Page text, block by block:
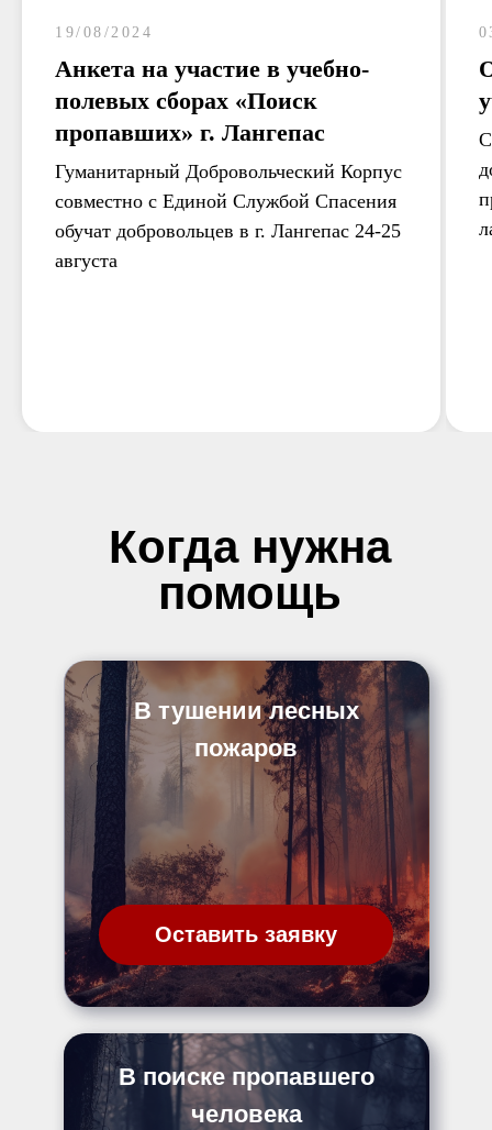
19/08/2024
Анкета на участие в учебно-
полевых сборах «Поиск
пропавших» г. Лангепас
Гуманитарный Добровольческий Корпус
совместно с Единой Службой Спасения
обучат добровольцев в г. Лангепас 24-25
августа
Когда нужна
помощь
В тушении лесных
пожаров
Оставить заявку
В поиске пропавшего
человека